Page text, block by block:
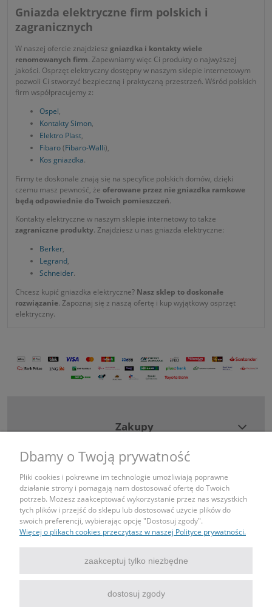
Gniazda elektryczne firm polskich i
zagranicznych
W naszej ofercie znajdziesz gniazdka i kontakty wiele
renomowanych firm. Zapewniamy więc Ci produkty o najwyższej
jakości. Osprzęt elektryczny dostępny w naszym sklepie internetowym
pozwoli Ci stworzyć bezpieczną i praktyczną przestrzeń. Wśród polskich
firm współpracujemy z:
Ospel,
Kontakty Simon,
Elektro Plast,
Fibaro(Fibaro-Walli),
Kos gniazdka.
Firmy te doskonale znają się na specyfice polskich domów, dzięki
czemu masz pewność, że oferowane przez nie gniazdka ramkowe
będą odpowiednie do Twoich pomieszczeń.
Kontakty elektryczne w naszym sklepie internetowy to także
zagraniczne produkty. Znajdziesz u nas gniazda elektryczne:
Berker,
Legrand,
Schneider.
Chcesz kupić gniazdka elektryczne? Nasz sklep to doskonałe
rozwiązanie. Zapoznaj się z naszą ofertę i kup wyjątkowy osprzęt
elektryczny.
Zakupy
Pomoc
Moje konto
Informacje
Kontakt
tel: 690443043
mail: sklep@igniazdka.pl
Dbamy o Twoją prywatność
Pliki cookies i pokrewne im technologie umożliwiają poprawne
działanie strony i pomagają nam dostosować ofertę do Twoich
potrzeb. Możesz zaakceptować wykorzystanie przez nas wszystkich
tych plików i przejść do sklepu lub dostosować użycie plików do
swoich preferencji, wybierając opcję "Dostosuj zgody".
Więcej o plikach cookies przeczytasz w naszej Polityce prywatności.
zaakceptuj tylko niezbędne
dostosuj zgody